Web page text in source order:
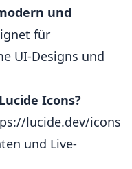
und
für
UI-Designs und
Icons?
lucide.dev/icons
und Live-